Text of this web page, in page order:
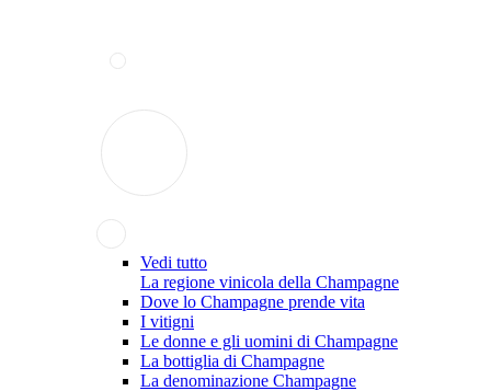
Vedi tutto
La regione vinicola della Champagne
Dove lo Champagne prende vita
I vitigni
Le donne e gli uomini di Champagne
La bottiglia di Champagne
La denominazione Champagne